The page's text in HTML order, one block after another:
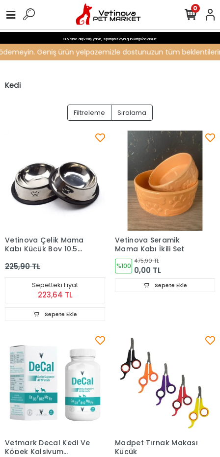
Güvenle alışveriş yapın, siparişiniz aynı gün kargo'da olsun!
Geniş ürün yelpazemizle dostunuzun tüm beklentilerini
0
Kedi
Filtreleme Sıralama
Vetinova Çelik Mama
Kabı Küçük Boy 10.5
225,90 TL
Sepetteki Fiyat
223,64 TL
Sepete Ekle
Vetinova Seramik
Mama Kabı İkili Set
%100
475,90 TL
0,00 TL
Sepete Ekle
Vetmark Decal Kedi Ve
Köpek Kalsiyum
Madpet Tırnak Makası
Küçük